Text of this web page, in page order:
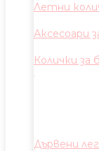
Летни
Аксесоари
Колички за
Дървени